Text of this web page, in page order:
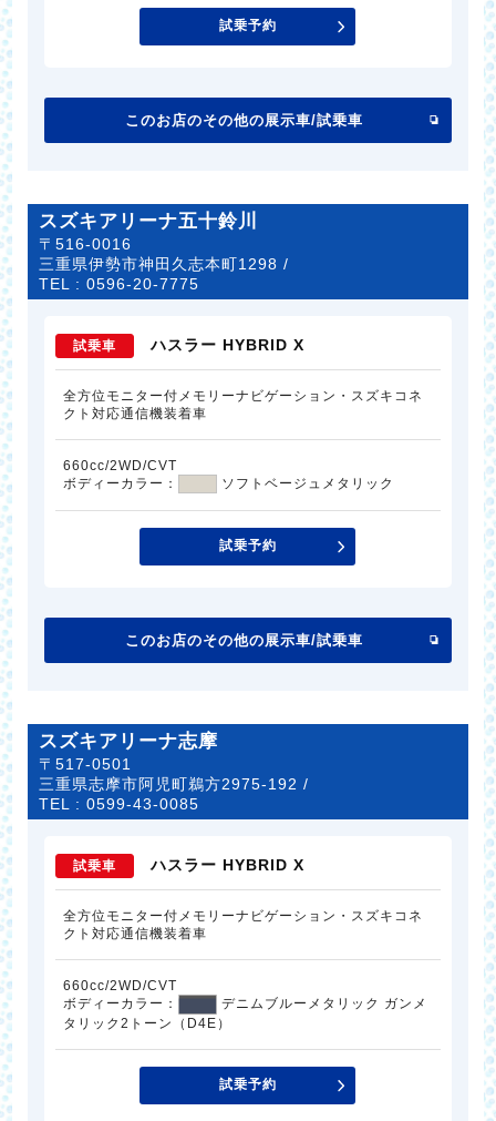
試乗予約
このお店のその他の展示車/試乗車
スズキアリーナ五十鈴川
〒516-0016
三重県伊勢市神田久志本町1298 /
TEL :0596-20-7775
試乗車 ハスラー HYBRID X
全方位モニター付メモリーナビゲーション・スズキコネ
クト対応通信機装着車
660cc/2WD/CVT
ボディーカラー：
ソフトベージュメタリック
試乗予約
このお店のその他の展示車/試乗車
スズキアリーナ志摩
〒517-0501
三重県志摩市阿児町鵜方2975-192 /
TEL :0599-43-0085
試乗車 ハスラー HYBRID X
全方位モニター付メモリーナビゲーション・スズキコネ
クト対応通信機装着車
660cc/2WD/CVT
ボディーカラー：
デニムブルーメタリック ガンメ
タリック2トーン（D4E）
試乗予約